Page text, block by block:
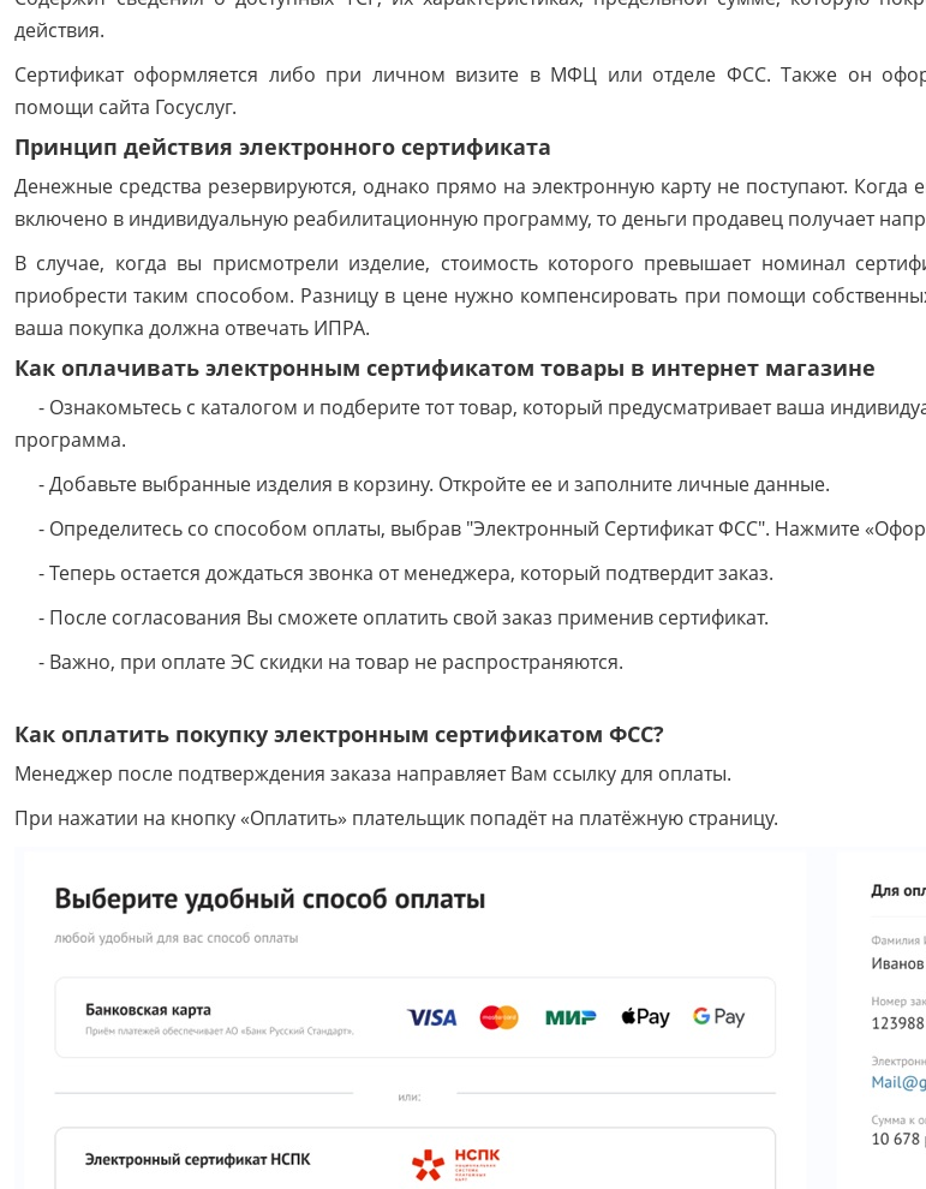
действия.
Сертификат оформляется либо при личном визите в МФЦ или отделе ФСС. Также он
помощи сайта Госуслуг.
Принцип действия электронного сертификата
Денежные средства резервируются, однако прямо на электронную карту не поступают. Когда
включено в индивидуальную реабилитационную программу, то деньги продавец получает
В случае, когда вы присмотрели изделие, стоимость которого превышает номинал
приобрести таким способом. Разницу в цене нужно компенсировать при помощи
ваша покупка должна отвечать ИПРА.
Как оплачивать электронным сертификатом товары в интернет магазине
- Ознакомьтесь с каталогом и подберите тот товар, который предусматривает ваша
программа.
- Добавьте выбранные изделия в корзину. Откройте ее и заполните личные данные.
- Определитесь со способом оплаты, выбрав "Электронный Сертификат ФСС". Нажмите
- Теперь остается дождаться звонка от менеджера, который подтвердит заказ.
- После согласования Вы сможете оплатить свой заказ применив сертификат.
- Важно, при оплате ЭС скидки на товар не распространяются.
Как оплатить покупку электронным сертификатом ФСС?
Менеджер после подтверждения заказа направляет Вам ссылку для оплаты.
При нажатии на кнопку «Оплатить» плательщик попадёт на платёжную страницу.